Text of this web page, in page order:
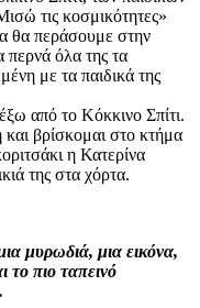
τις κοσμικότητες»
θα περάσουμε στην
περνά όλα της τα
με τα παιδικά της
από το Κόκκινο Σπίτι.
βρίσκομαι στο κτήμα
η Κατερίνα
της στα χόρτα.
μυρωδιά, μια εικόνα,
το πιο ταπεινό